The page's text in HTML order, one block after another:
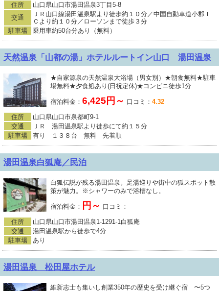
住所
山口県山口市湯田温泉3丁目5-8
交通
ＪＲ山口線湯田温泉駅より徒歩約１０分／中国自動車道小郡Ｉ
Ｃより約１０分／ローソンまで徒歩３分
駐車場
乗用車約50台分あり（無料）
天然温泉「山都の湯」ホテルルートイン山口 湯田温泉
★自家源泉の天然温泉大浴場（男女別）★朝食無料★駐車
場無料★夕食処あり(日祝定休)★コンビニ徒歩1分
宿泊料金： 6,425円～ 口コミ： 4.32
住所
山口県山口市泉都町9-1
交通
ＪＲ 湯田温泉駅より徒歩にて約１５分
駐車場
有り １３８台 無料 先着順
湯田温泉白狐庵／民泊
白狐伝説が残る湯田温泉。足湯巡りや街中の狐スポット散
策が魅力。※シャワーのみで浴槽なし。
宿泊料金： 円～ 口コミ：
住所
山口県山口市湯田温泉1-1291-1白狐庵
交通
湯田温泉駅から徒歩で4分
駐車場
あり
湯田温泉 松田屋ホテル
維新志士も集いし創業350年の歴史を受け継ぐ宿 〜5つ